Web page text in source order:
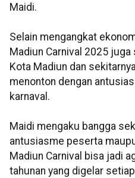
Maidi.
Selain mengangkat
Madiun Carnival 2025
Kota Madiun dan
menonton dengan
karnaval.
Maidi mengaku bangga
antusiasme peserta
Madiun Carnival bisa jadi
tahunan yang digelar